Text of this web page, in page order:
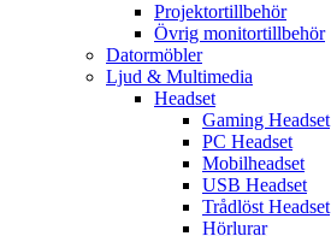
Projektortillbehör
Övrig monitortillbehör
Datormöbler
Ljud & Multimedia
Headset
Gaming Headset
PC Headset
Mobilheadset
USB Headset
Trådlöst Headset
Hörlurar